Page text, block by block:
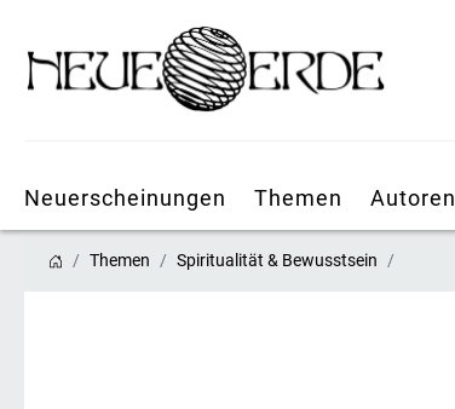
Neuerscheinungen Themen Autoren
Themen Spiritualität & Bewusstsein